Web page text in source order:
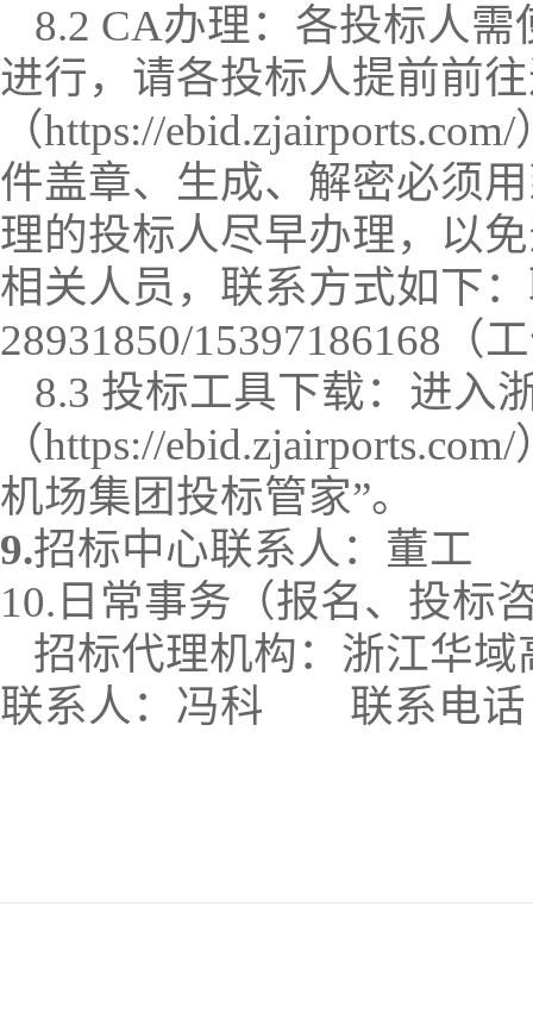
8.2 CA办理： 各投标人需
进行，请各投标人提前前往
（https://ebid.zjairports.com/
件盖章、 生成、 解密必须
理的投标人尽早办理，以
相关人员，联系方式如下
28931850/15397186168 （
8.3 投标工具下载：进入
（https://ebid.zjairports.com/
机场集团投标管家”。
9.招标中心联系人： 董工
10.日常事务 （报名、投标
招标代理机构：浙江华
联系人： 冯科 联系电